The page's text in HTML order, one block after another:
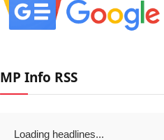
MP Info RSS
Loading headlines...